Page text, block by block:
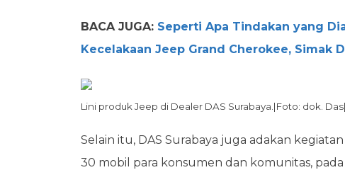
BACA JUGA: Seperti Apa Tindakan yang
Kecelakaan Jeep Grand Cherokee, Simak
Lini produk Jeep di Dealer DAS Surabaya.|Foto: dok. Das|
Selain itu, DAS Surabaya juga adakan
30 mobil para konsumen dan komunitas, pada